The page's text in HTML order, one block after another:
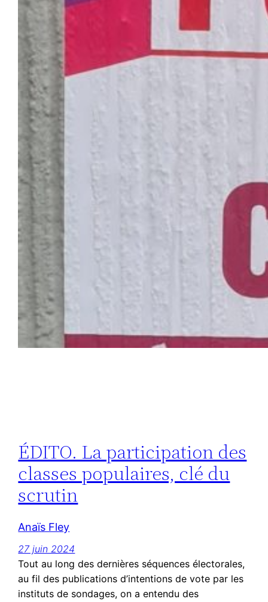
ÉDITO. La participation des
classes populaires, clé du
scrutin
Anaïs Fley
27 juin 2024
Tout au long des dernières séquences électorales,
au fil des publications d’intentions de vote par les
instituts de sondages, on a entendu des